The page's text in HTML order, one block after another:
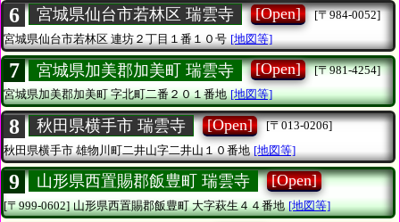
6 宮城県仙台市若林区 瑞雲寺 [Open]
[〒984-0052]
宮城県仙台市若林区 連坊２丁目１番１０号 [地図等]
7 宮城県加美郡加美町 瑞雲寺 [Open]
[〒981-4254]
宮城県加美郡加美町字北町二番２０１番地 [地図等]
8 秋田県横手市 瑞雲寺 [Open]
[〒013-0206]
秋田県横手市 雄物川町二井山字二井山１０番地 [地図等]
9 山形県西置賜郡飯豊町 瑞雲寺 [Open]
[〒999-0602] 山形県西置賜郡飯豊町大字萩生４４番地 [地図等]